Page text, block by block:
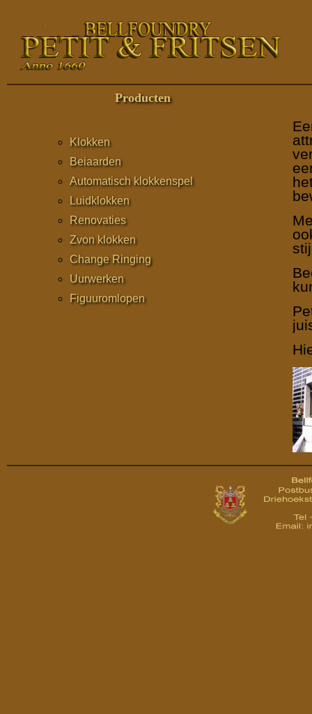
Producten
Klokken
Beiaarden
Automatisch klokkenspel
Luidklokken
Renovaties
Zvon klokken
Change Ringing
Uurwerken
Figuuromlopen